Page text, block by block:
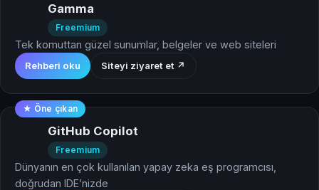
Gamma
Freemium
Tek komuttan güzel sunumlar, belgeler ve web siteleri
Rehberi oku Siteyi ziyaret et ↗
★ Öne çıkan
GitHub Copilot
Freemium
Dünyanın en çok kullanılan yapay zeka eş programcısı,
doğrudan IDE’nizde